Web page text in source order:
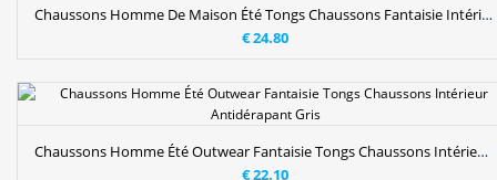
Chaussons Homme De Maison Été Tongs Chaussons Fantaisie Intérieur Femme Gris
€ 24.80
Chaussons Homme Été Outwear Fantaisie Tongs Chaussons Intérieur Antidérapant Gris
€ 22.10